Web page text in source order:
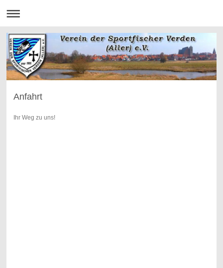
Anfahrt
Ihr Weg zu uns!